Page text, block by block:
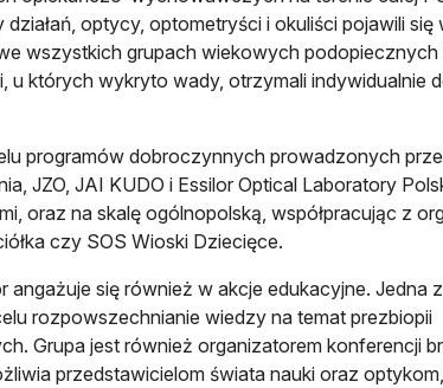
optycy, optometryści i okuliści pojawili
wszystkich grupach wiekowych
u których wykryto wady, otrzymali indywidualnie
programów dobroczynnych prowadzonych
JZO, JAI KUDO i Essilor Optical Laboratory
oraz na skalę ogólnopolską, współpracując z
czy SOS Wioski Dziecięce.
angażuje się również w akcje edukacyjne. Jedna
rozpowszechnianie wiedzy na temat prezbiopii
Grupa jest również organizatorem konferencji
przedstawicielom świata nauki oraz optykom,